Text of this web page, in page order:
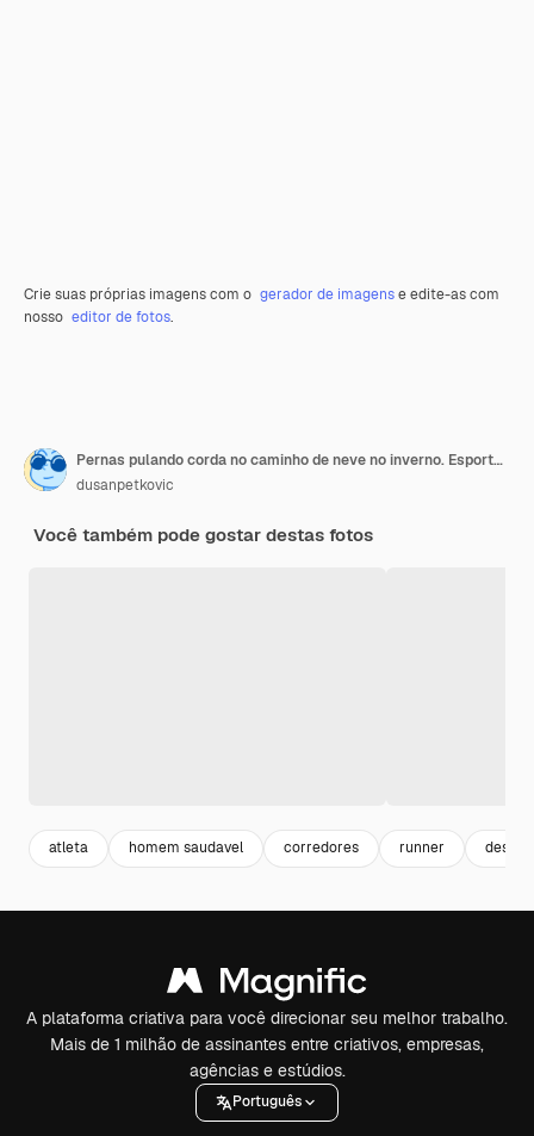
Crie suas próprias imagens com o gerador de imagense edite-as com
nosso editor de fotos.
Pernas pulando corda no caminho de neve no inverno. Esporte de inverno, exercícios cardiovasculares, hábitos saudáveis
dusanpetkovic
Você também pode gostar destas fotos
atleta homem saudavel corredores runner
A plataforma criativa para você direcionar seu melhor trabalho.
Mais de 1 milhão de assinantes entre criativos, empresas,
agências e estúdios.
Português